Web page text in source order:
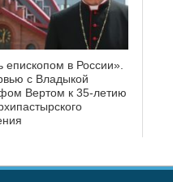
епископом в России».
с Владыкой
Вертом к 35-летию